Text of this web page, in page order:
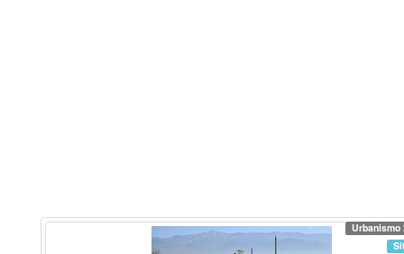
Urbanismo